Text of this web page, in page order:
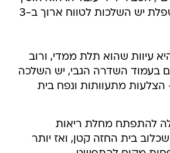
כי לעקמת לא מוטפלת יש השלכות לטווח ארוך ב-3
עיוות שהוא תלת ממדי, ורוב
בעמוד השדרה הגבי, יש השלכה
מתעוותות ונפח בית
להתפתח מחלת ריאות
בית החזה קטן, ואז יותר